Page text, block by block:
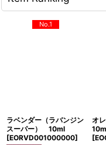
No.1
ラベンダー（ラバンジン
スーパー） 10ml
[EORVD001000000]
オ
[